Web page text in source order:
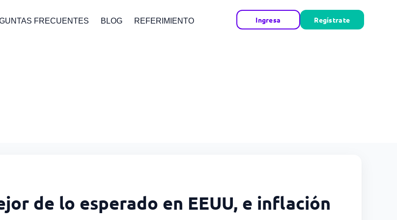
FRECUENTES BLOG REFERIMIENTO Ingresa Regístrate
de lo esperado en EEUU, e inflación